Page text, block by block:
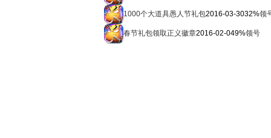
1000个大道具愚人节礼包2016-03-3032%领
春节礼包领取正义徽章2016-02-049%领号